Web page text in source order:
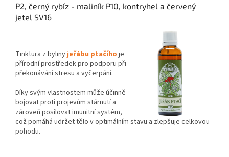
P2, černý rybíz - maliník P10, kontryhel a červený
jetel SV16
Tinktura z bylinyjeřábu ptačíhoje
přírodní prostředek pro podporu při
překonávání stresu a vyčerpání.
Díky svým vlastnostem může účinně
bojovat proti projevům stárnutí a
zároveň posilovat imunitní systém,
což pomáhá udržet tělo v optimálním stavu a zlepšuje celkovou
pohodu.